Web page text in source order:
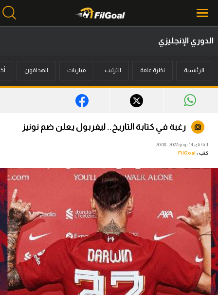
أخبار
فانتازي في الجول
مسابقة التوقعات
عدسات
آراء حرة
ركن الألعاب
بطولات
الدوري الإنجليزي
الرئيسية نظرة عامة الترتيب مباريات الهدافون
رغبة في كتابة التاريخ.. ليفربول يعلن ضم نونيز
الثلاثاء، 14 يونيو 2022 - 20:08
كتب : FilGoal